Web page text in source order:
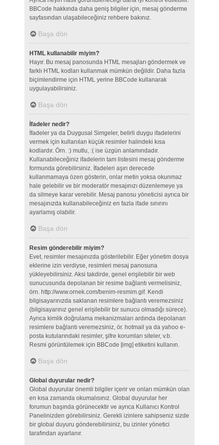
BBCode hakkında daha geniş bilgiler için, mesaj gönderme
sayfasından ulaşabileceğiniz rehbere bakınız.
Başa dön
HTML kullanabilir miyim?
Hayır. Bu mesaj panosunda HTML mesajları göndermek ve
farklı HTML kodları kullanmak mümkün değildir. Daha fazla
biçimlendirme için HTML yerine BBCode kullanarak
uygulayabilirsiniz.
Başa dön
İfadeler nedir?
İfadeler ya da Duygusal Simgeler, belirli duygu ifadelerini
vermek için kullanılan küçük resimler halindeki kısa
kodlardır. Örn. :) mutlu, :( ise üzgün anlamındadır.
Kullanabileceğiniz ifadelerin tam listesini mesaj gönderme
formunda görebilirsiniz. İfadeleri aşırı derecede
kullanmamaya özen gösterin, onlar metin yoksa okunmaz
hale gelebilir ve bir moderatör mesajınızı düzenlemeye ya
da silmeye karar verebilir. Mesaj panosu yöneticisi ayrıca bir
mesajınızda kullanabileceğiniz en fazla ifade sınırını
ayarlamış olabilir.
Başa dön
Resim gönderebilir miyim?
Evet, resimler mesajınızda gösterilebilir. Eğer yönetim dosya
eklerine izin verdiyse, resimleri mesaj panosuna
yükleyebilirsiniz. Aksi takdirde, genel erişilebilir bir web
sunucusunda depolanan bir resime bağlantı vermelisiniz,
örn. http://www.ornek.com/benim-resmim.gif. Kendi
bilgisayarınızda saklanan resimlere bağlantı veremezsiniz
(bilgisayarınız genel erişilebilir bir sunucu olmadığı sürece).
Ayrıca kimlik doğrulama mekanizmaları ardında depolanan
resimlere bağlantı veremezsiniz, ör. hotmail ya da yahoo e-
posta kutularındaki resimler, şifre korumları siteler, v.b.
Resmi görüntülemek için BBCode [img] etiketini kullanın.
Başa dön
Global duyurular nedir?
Global duyurular önemli bilgiler içerir ve onları mümkün olan
en kısa zamanda okumalısınız. Global duyurular her
forumun başında görünecektir ve ayrıca Kullanıcı Kontrol
Panelinizden görebilirsiniz. Gerekli izinlere sahipseniz sizde
bir global duyuru gönderebilirsiniz, bu izinler yönetici
tarafından ayarlanır.